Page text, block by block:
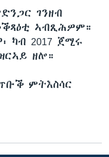
ገንዘብ
ኣብጺሕዎም።
ካብ 2017 ጀሚሩ
ዘሎ።
ምትእስሳር